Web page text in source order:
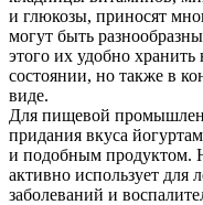
и глюкозы, приносят
могут быть
этого их удобно
состоянии, но также в
виде.
Для пищевой
придания вкуса
и подобным продуктом.
активно использует для
заболеваний и